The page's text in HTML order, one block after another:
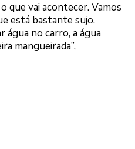
que vai acontecer. Vamos
está bastante sujo.
água no carro, a água
mangueirada”,